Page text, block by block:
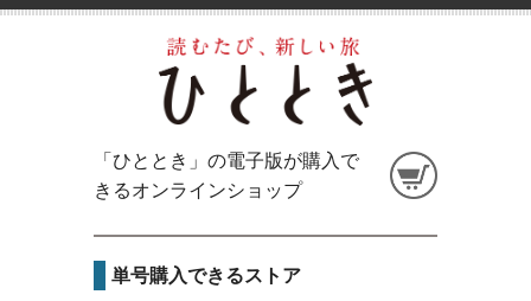
「ひととき」の電子版が購入で
きるオンラインショップ
単号購入できるストア